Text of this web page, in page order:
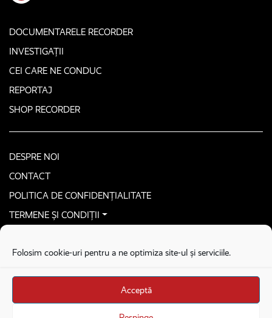
Folosim cookie-uri pentru a ne optimiza site-ul și serviciile.
Acceptă
DOCUMENTARELE RECORDER
INVESTIGAȚII
CEI CARE NE CONDUC
REPORTAJ
SHOP RECORDER
DESPRE NOI
CONTACT
POLITICA DE CONFIDENȚIALITATE
TERMENE ȘI CONDIȚII
Stega creative
Brandul Recorder e operat de Asociația Recorder Community, sub licența SC